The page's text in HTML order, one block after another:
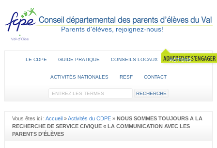
Parents d'élèves, rejoignez-nous!
LE CDPE GUIDE PRATIQUE CONSEILS LOCAUX ACTIONS
ACTIVITÉS NATIONALES RESF CONTACT
Vous êtes ici : Accueil»Activités du CDPE» NOUS SOMMES TOUJOURS A LA
RECHERCHE DE SERVICE CIVIQUE « LA COMMUNICATION AVEC LES
PARENTS D’ÉLÈVES